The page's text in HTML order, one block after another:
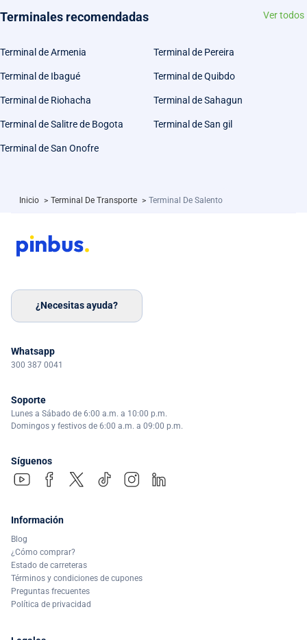
Terminales recomendadas Ver todos
Terminal de Armenia Terminal de Pereira
Terminal de Ibagué Terminal de Quibdo
Terminal de Riohacha Terminal de Sahagun
Terminal de Salitre de Bogota Terminal de San gil
Terminal de San Onofre
Inicio > Terminal De Transporte > Terminal De Salento
¿Necesitas ayuda?
Whatsapp
300 387 0041
Soporte
Lunes a Sábado de 6:00 a.m. a 10:00 p.m.
Domingos y festivos de 6:00 a.m. a 09:00 p.m.
Síguenos
Información
Blog
¿Cómo comprar?
Estado de carreteras
Términos y condiciones de cupones
Preguntas frecuentes
Política de privacidad